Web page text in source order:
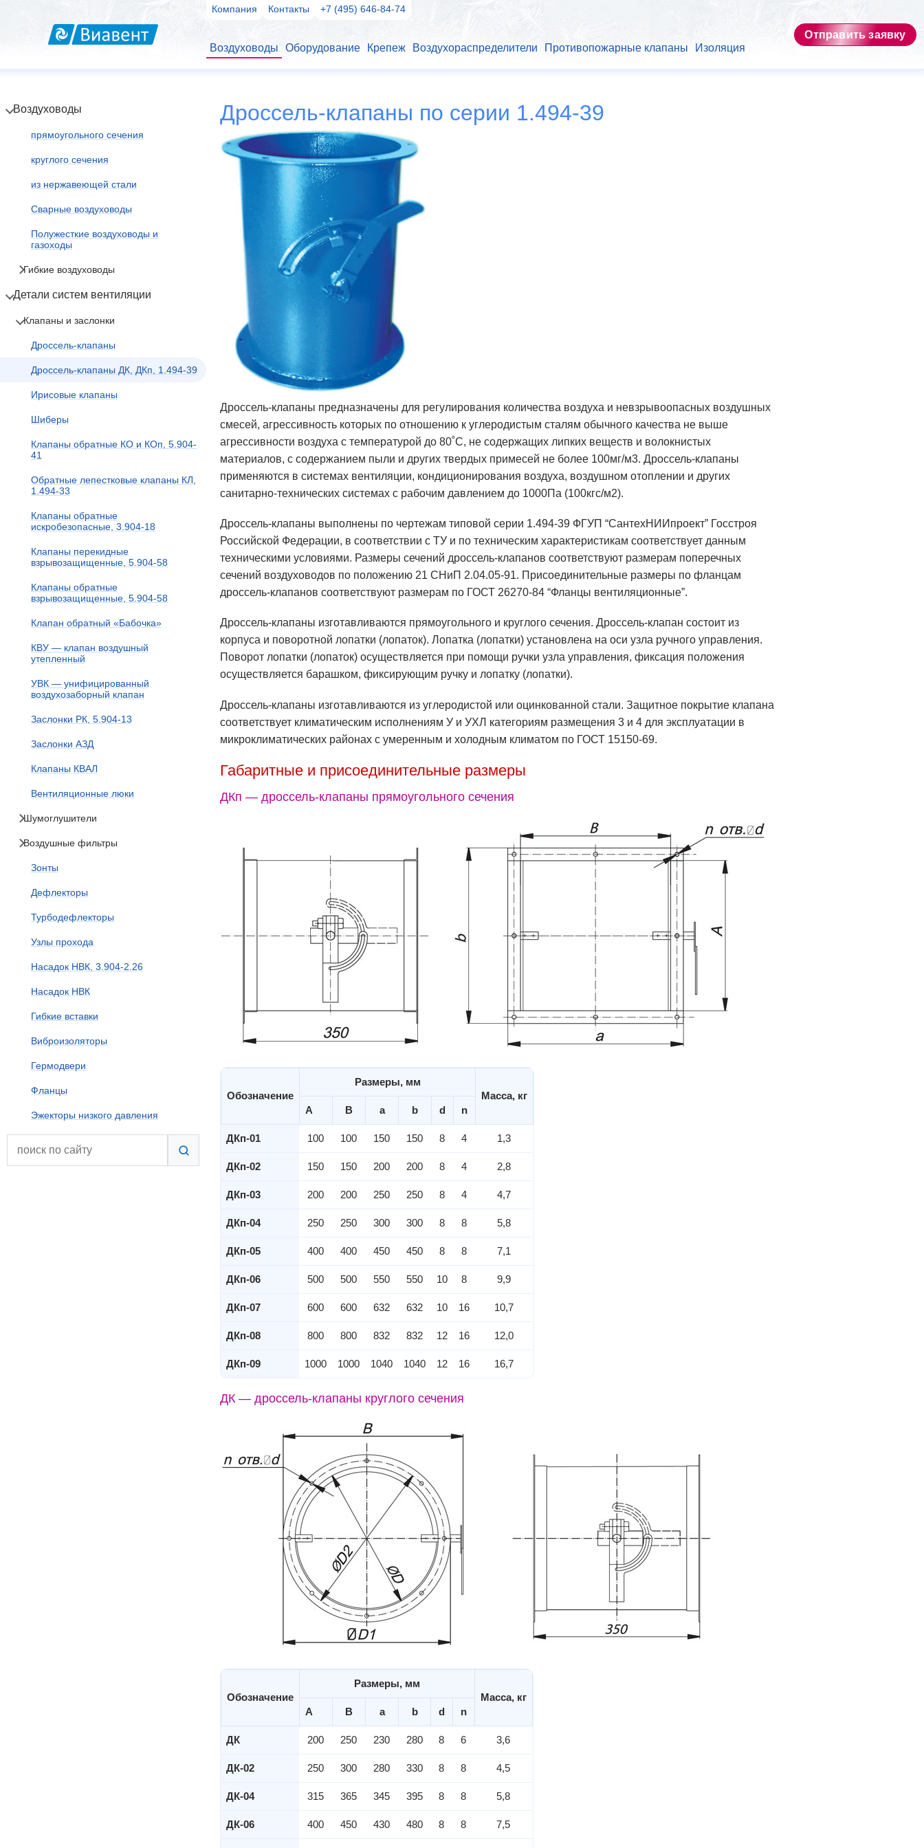
Компания Контакты +7 (495) 646-84-74
Воздуховоды Оборудование Крепеж Воздухораспределители Противопожарные клапаны Изоляция
Отправить заявку
Воздуховоды
прямоугольного сечения
круглого сечения
из нержавеющей стали
Сварные воздуховоды
Полужесткие воздуховоды и
газоходы
Гибкие воздуховоды
Детали систем вентиляции
Клапаны и заслонки
Дроссель-клапаны
Дроссель-клапаны ДК, ДКп, 1.494-39
Ирисовые клапаны
Шиберы
Клапаны обратные КО и КОп, 5.904-
41
Обратные лепестковые клапаны КЛ,
1.494-33
Клапаны обратные
искробезопасные, 3.904-18
Клапаны перекидные
взрывозащищенные, 5.904-58
Клапаны обратные
взрывозащищенные, 5.904-58
Клапан обратный «Бабочка»
КВУ — клапан воздушный
утепленный
УВК — унифицированный
воздухозаборный клапан
Заслонки РК, 5.904-13
Заслонки АЗД
Клапаны КВАЛ
Вентиляционные люки
Шумоглушители
Воздушные фильтры
Зонты
Дефлекторы
Турбодефлекторы
Узлы прохода
Насадок НВК, 3.904-2.26
Насадок НВК
Гибкие вставки
Виброизоляторы
Гермодвери
Фланцы
Эжекторы низкого давления
Дроссель-клапаны по серии 1.494-39
Дроссель-клапаны предназначены для регулирования количества воздуха и невзрывоопасных воздушных
смесей, агрессивность которых по отношению к углеродистым сталям обычного качества не выше
агрессивности воздуха с температурой до 80˚С, не содержащих липких веществ и волокнистых
материалов, с содержанием пыли и других твердых примесей не более 100мг/м3. Дроссель-клапаны
применяются в системах вентиляции, кондиционирования воздуха, воздушном отоплении и других
санитарно-технических системах с рабочим давлением до 1000Па (100кгс/м2).
Дроссель-клапаны выполнены по чертежам типовой серии 1.494-39 ФГУП “СантехНИИпроект” Госстроя
Российской Федерации, в соответствии с ТУ и по техническим характеристикам соответствует данным
техническими условиями. Размеры сечений дроссель-клапанов соответствуют размерам поперечных
сечений воздуховодов по положению 21 СНиП 2.04.05-91. Присоединительные размеры по фланцам
дроссель-клапанов соответствуют размерам по ГОСТ 26270-84 “Фланцы вентиляционные”.
Дроссель-клапаны изготавливаются прямоугольного и круглого сечения. Дроссель-клапан состоит из
корпуса и поворотной лопатки (лопаток). Лопатка (лопатки) установлена на оси узла ручного управления.
Поворот лопатки (лопаток) осуществляется при помощи ручки узла управления, фиксация положения
осуществляется барашком, фиксирующим ручку и лопатку (лопатки).
Дроссель-клапаны изготавливаются из углеродистой или оцинкованной стали. Защитное покрытие клапана
соответствует климатическим исполнениям У и УХЛ категориям размещения 3 и 4 для эксплуатации в
микроклиматических районах с умеренным и холодным климатом по ГОСТ 15150-69.
Габаритные и присоединительные размеры
ДКп — дроссель-клапаны прямоугольного сечения
Обозначение
Размеры, мм
Масса, кг
A
B a b d n
ДКп-01 100 100 150 150 8 4 1,3
ДКп-02 150 150 200 200 8 4 2,8
ДКп-03 200 200 250 250 8 4 4,7
ДКп-04 250 250 300 300 8 8 5,8
ДКп-05 400 400 450 450 8 8 7,1
ДКп-06 500 500 550 550 10 8 9,9
ДКп-07 600 600 632 632 10 16 10,7
ДКп-08 800 800 832 832 12 16 12,0
ДКп-09 1000 1000 1040 1040 12 16 16,7
ДК — дроссель-клапаны круглого сечения
Обозначение
Размеры, мм
Масса, кг
A
B a b d n
ДК 200 250 230 280 8 6 3,6
ДК-02 250 300 280 330 8 8 4,5
ДК-04 315 365 345 395 8 8 5,8
ДК-06 400 450 430 480 8 8 7,5